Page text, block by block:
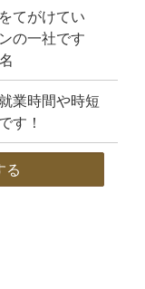
てがけてい
の一社です
業時間や時短
す！
る